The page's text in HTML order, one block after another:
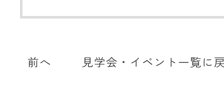
前へ 見学会・イベント一覧に